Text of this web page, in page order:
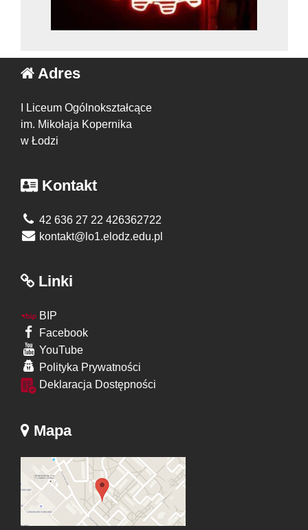
Adres
I Liceum Ogólnokształcące
im. Mikołaja Kopernika
w Łodzi
Kontakt
42 636 27 22 426362722
kontakt@lo1.elodz.edu.pl
Linki
BIP
Facebook
YouTube
Polityka Prywatności
Deklaracja Dostępności
Mapa